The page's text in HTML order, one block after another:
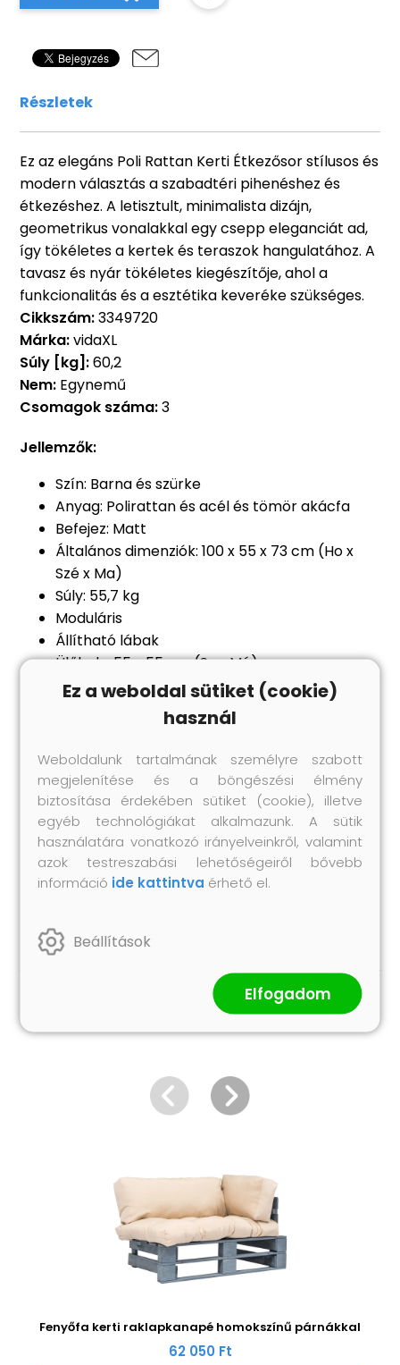
Részletek
Ez az elegáns Poli Rattan Kerti Étkezősor stílusos és
modern választás a szabadtéri pihenéshez és
étkezéshez. A letisztult, minimalista dizájn,
geometrikus vonalakkal egy csepp eleganciát ad,
így tökéletes a kertek és teraszok hangulatához. A
tavasz és nyár tökéletes kiegészítője, ahol a
funkcionalitás és a esztétika keveréke szükséges.
Cikkszám:3349720
Márka:vidaXL
Súly [kg]:60,2
Nem: Egynemű
Csomagok száma:3
Jellemzők:
Szín: Barna és szürke
Anyag: Polirattan és acél és tömör akácfa
Befejez: Matt
Általános dimenziók: 100 x 55 x 73 cm (Ho x
Szé x Ma)
Súly: 55,7 kg
Moduláris
Állítható lábak
Ülőhely: 55 x 55 cm (Sz x Mé)
Üléspárna eltávolítható: Cipzáras záródás
Keret anyag: Porszórt acél
Töltőanyag: Hab
6 párnákkal
Beltéri / kültéri: Csak kültéri használatra
Kézbesítési tartályok:
2 db karfa szófa tároló funkcióval
1 db sarok ülés tároló funkcióval
3 db középső ülés tároló funkcióval
1 db kert asztal
Hasonló termékek
Fenyőfa kerti raklapkanapé homokszínű párnákkal
62 050 Ft
Ez a weboldal sütiket (cookie)
használ
Weboldalunk tartalmának személyre szabott
megjelenítése és a böngészési élmény
biztosítása érdekében sütiket (cookie), illetve
egyéb technológiákat alkalmazunk. A sütik
használatára vonatkozó irányelveinkről, valamint
azok testreszabási lehetőségeiről bővebb
információ ide kattintva érhető el.
Beállítások
Elfogadom